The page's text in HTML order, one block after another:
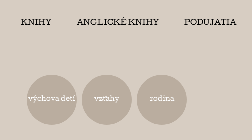
KNIHY ANGLICKÉ KNIHY PODUJATIA
výchova detí vzťahy rodina